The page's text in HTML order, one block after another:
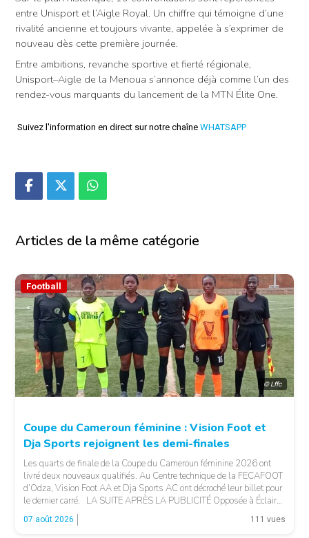
entre Unisport et l’Aigle Royal. Un chiffre qui témoigne d’une
rivalité ancienne et toujours vivante, appelée à s’exprimer de
nouveau dès cette première journée.
Entre ambitions, revanche sportive et fierté régionale,
Unisport–Aigle de la Menoua s’annonce déjà comme l’un des
rendez-vous marquants du lancement de la MTN Élite One.
Suivez l'information en direct sur notre chaîne WHATSAPP
Articles de la même catégorie
© Lffc
Football
Coupe du Cameroun féminine : Vision Foot et
Dja Sports rejoignent les demi-finales
Les quarts de finale de la Coupe du Cameroun féminine 2026 ont
livré deux nouveaux qualifiés. Au Centre technique de la FECAFOOT
d’Odza, Vision Foot AA et Dja Sports AC ont décroché leur billet pour
le dernier carré. LA SUITE APRÈS LA PUBLICITÉ Opposée à Éclair
FF, Vision Foot a dû patienter jusqu’à la […]
07 août 2026 111 vues